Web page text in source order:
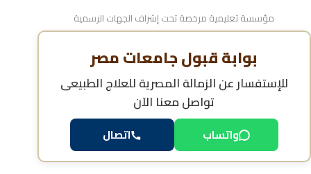
مؤسسة تعليمية مرخصة تحت إشراف الجهات الرسمية
بوابة قبول جامعات مصر
للإستفسار عنالزمالة المصرية للعلاج الطبيعى
تواصل معنا الآن
واتساب اتصال